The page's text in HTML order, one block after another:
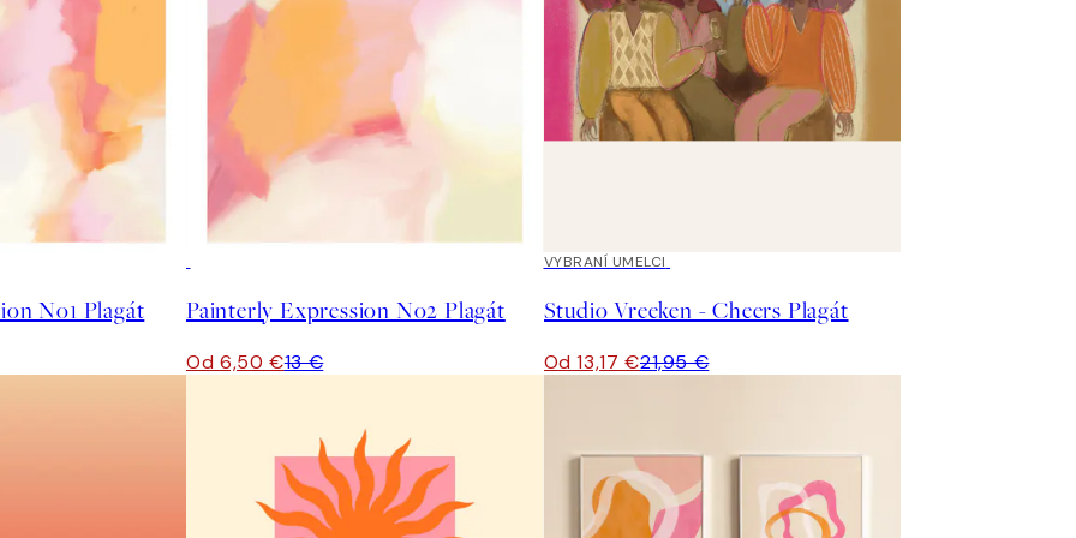
No1 Plagát Painterly Expression No2 Plagát
Od 6,50 €13 €
40%*
VYBRANÍ UMELCI
Studio Vreeken - Cheers Plagát
Od 13,17 €21,95 €